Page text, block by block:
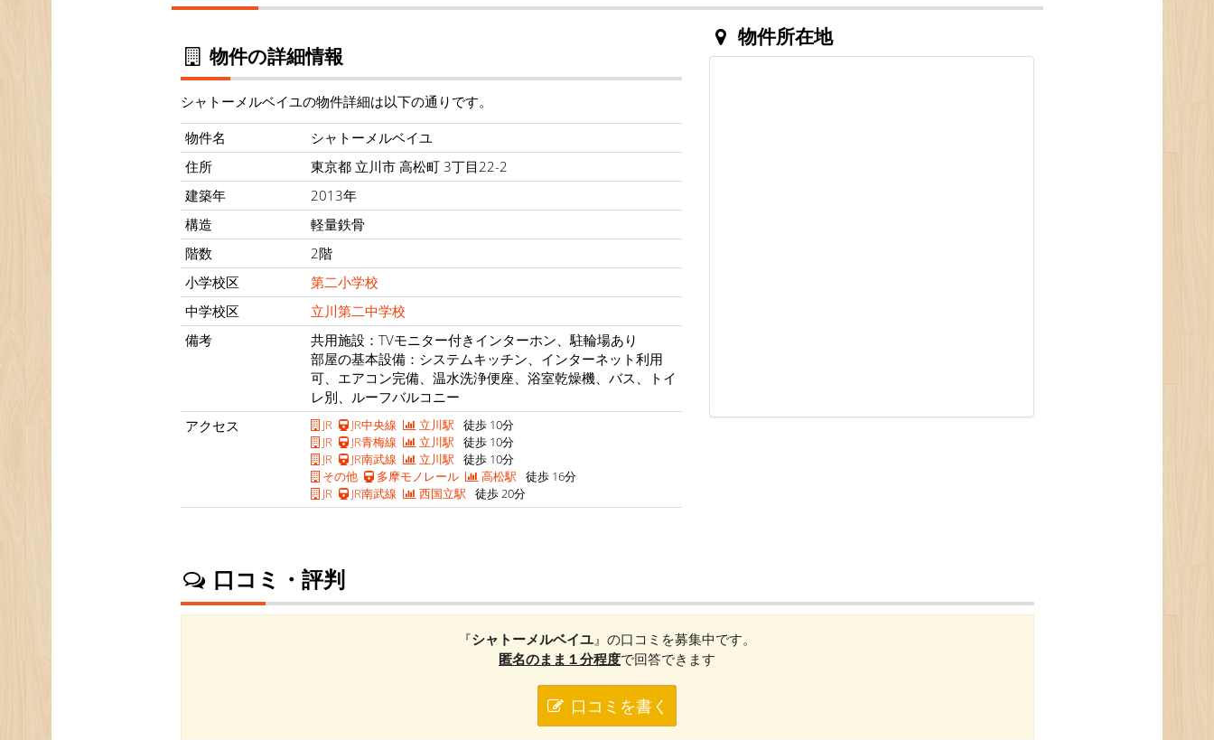
物件の詳細情報
シャトーメルベイユの物件詳細は以下の通りです。
物件名
シャトーメルベイユ
住所
東京都 立川市 高松町 3丁目22-2
建築年
2013年
構造
軽量鉄骨
階数
2階
小学校区
第二小学校
中学校区
立川第二中学校
備考
共用施設：TVモニター付きインターホン、駐輪場あり
部屋の基本設備：システムキッチン、インターネット利用
可、エアコン完備、温水洗浄便座、浴室乾燥機、バス、トイ
レ別、ルーフバルコニー
アクセス
JR JR中央線 立川駅 徒歩 10分
JR
JR青梅線 立川駅 徒歩 10分
JR
JR南武線 立川駅 徒歩 10分
その他
多摩モノレール 高松駅 徒歩 16分
JR
JR南武線 西国立駅 徒歩 20分
物件所在地
口コミ・評判
『シャトーメルベイユ』の口コミを募集中です。
匿名のまま１分程度で回答できます
口コミを書く